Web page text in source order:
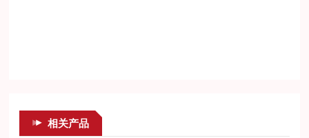
相关产品